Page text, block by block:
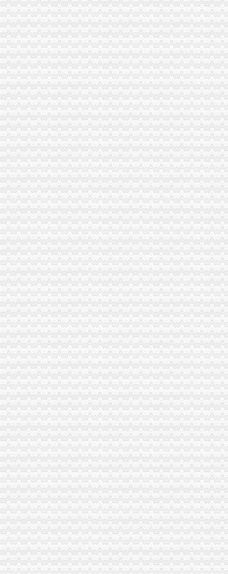
海棠晓月周边驾校推荐,海棠溪学车多少钱南坪驾校
海棠溪立交公交查询_海棠溪立交公交线路_海棠溪立交地图
重庆宝顶山和海棠溪合区为什么要叫海棠-历史留存-《梦幻西游》电
海棠溪小区,重庆海棠溪二手房,地址,业主论坛,怎么样-重庆吉屋网
海棠溪生活圈-海棠溪网-海棠溪社区网-重庆南岸区海棠溪-海棠溪社区-
海棠溪,海棠溪正街-重庆海棠溪二手房、租房、房价-重庆安居客
重庆海棠溪站_海棠溪公交站-重庆公交查询网
海棠溪海棠溪
【海棠溪写字楼出租网】-重庆赶集网
【海棠溪个人信贷|海棠溪押】-今题海棠溪网
海棠溪吧_百度贴吧
【海棠溪】盘丝洞-《梦幻西游》电脑版官方论坛
【重庆的老龙门阵】---海棠溪：轻烟细雨点海棠_乐游天下_论坛_天涯
【海棠溪专项审批】-今题海棠溪专项审批网
宝顶山欢迎海棠溪-天南地北-《梦幻西游》电脑版官方论坛
海棠溪—在线播放—优酷网,高清在线观看
【重庆海棠溪】-乐居重庆二手房
海棠溪_田力夫188_新浪博客
薛涛《海棠溪》-唐朝诗
海棠溪_百度百科
《海棠溪》_互动百科
【重庆的老龙门阵】海棠溪的说_重庆_论坛_天涯社区
海棠溪与“海棠香国”_新浪新闻
揭海棠溪码头消失的川黔线“零公里”_新浪重庆新闻_新浪重庆
海棠溪
海棠溪得名有两说因海棠花也因江波|海棠|溪流_凤凰资讯
海棠溪_米丫_新浪博客
【海棠溪红小提琴|海棠溪小提琴价格】-今题海棠溪红小提琴网
海棠溪曾有百年义渡_搜狐新闻_搜狐网
海棠溪空间_海棠溪论坛动态_房天下空间
【海棠溪休闲食品|海棠溪绿食品】-今题海棠溪绿食品网
海棠溪公交_重庆海棠溪
【重庆海棠溪地图|海棠溪地址信息】-重庆58同城
海棠溪村_四川省达州市达县龙滩乡海棠溪村
【重庆海棠溪宠物服务网_重庆海棠溪宠物服务信息】-重庆赶集网
海棠溪的意思_译文翻译_作者薛涛_古诗词赏析
【海棠溪房价】,重庆海棠溪二手房,海棠溪二手房价格-安居客
烟雨濛濛海棠溪_影音娱乐_新浪网
《像》:海棠溪_黄晓_新浪博客
海棠溪上拍海棠(原创)-老八一的日志-网易博客
薛涛的海棠溪|海棠溪解释|海棠溪原文---诗词大库
【海棠溪商铺转让/出售信息|海棠溪门面转让】-重庆赶集网
忆江南海棠溪林克于/南岸区|温泉|海棠_凤凰资讯
海棠溪_土豆
元大都遗址公园海棠溪
海棠溪正街小区房价,重庆海棠溪正街小区房价走势图,海棠溪正街
海棠溪小学：快乐海棠幸福校园
海棠溪街概况-海棠溪街招商网-中国招商引资信息网
海棠溪浮想-美文故事-文日志随笔-文章阅读网
海棠溪小学_海棠溪小学爱问问同学录频道
海棠溪与“海棠香国”_网易新闻
海棠溪
忆江南海棠溪林克于/南岸区_网易新闻